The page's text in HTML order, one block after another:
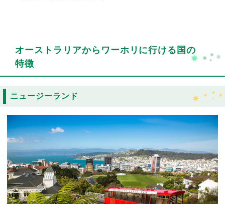
オーストラリアからワーホリに行ける国の
特徴
ニュージーランド